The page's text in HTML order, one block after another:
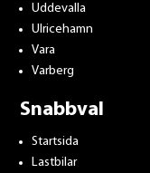
Uddevalla
Ulricehamn
Vara
Varberg
Snabbval
Startsida
Lastbilar